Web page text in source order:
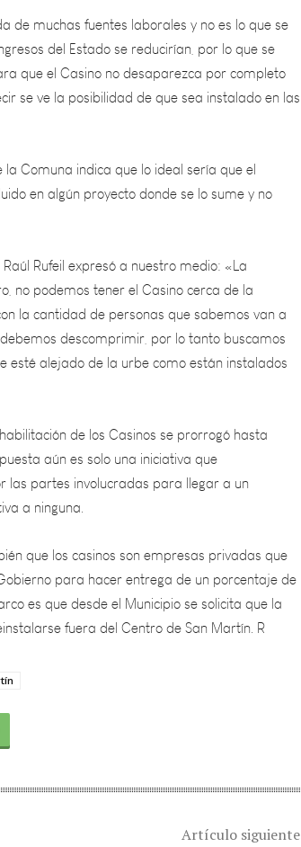
del Estado se reducirían, por lo que se
que el Casino no desaparezca por completo
ve la posibilidad de que sea instalado en las
indica que lo ideal sería que el
en algún proyecto donde se lo sume y no
expresó a nuestro medio: «La
podemos tener el Casino cerca de la
de personas que sabemos van a
descomprimir, por lo tanto buscamos
alejado de la urbe como están instalados
de los Casinos se prorrogó hasta
aún es solo una iniciativa que
partes involucradas para llegar a un
a ninguna.
los casinos son empresas privadas que
para hacer entrega de un porcentaje de
es que desde el Municipio se solicita que la
fuera del Centro de San Martín. R
Artículo siguiente